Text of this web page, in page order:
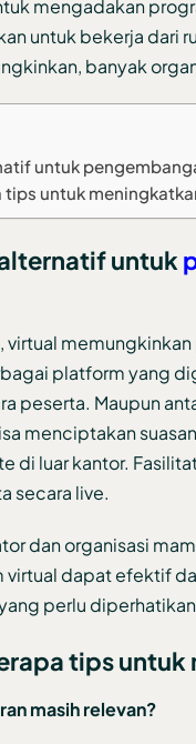
mengadakan
untuk bekerja
banyak
untuk
untuk
untuk
platform yang
peserta. Maupun
menciptakan
di luar kantor.
secara live.
dan organisasi
virtual dapat efektif
perlu
tips
masih relevan?